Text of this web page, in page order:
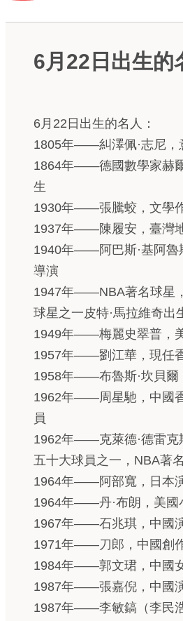
6月22日出生的
6月22日出生的名人：
1805年——糾澤佩·志尼，
1864年——德國數學家赫
生
1930年——張騰蛟，文學
1937年——陳履安，臺灣
1940年——阿巴斯·基阿魯
導演
1947年——NBA著名球星
球星之一皮特·馬拉維奇出
1949年——梅麗史翠普，
1957年——劉江華，現任
1958年——布魯斯·坎貝爾
1962年——周星馳，中國
員
1962年——克萊德·德雷克
五十大球員之一，NBA著
1964年——阿部寬，日本
1964年——丹·布朗，美國
1967年——石兆琪，中國
1971年——刀郎，中國創
1984年——郭文珺，中國
1987年——張嘉倪，中國
1987年——李敏鎬（李民